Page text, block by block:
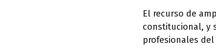
El recurso de
constitucional, y
profesionales